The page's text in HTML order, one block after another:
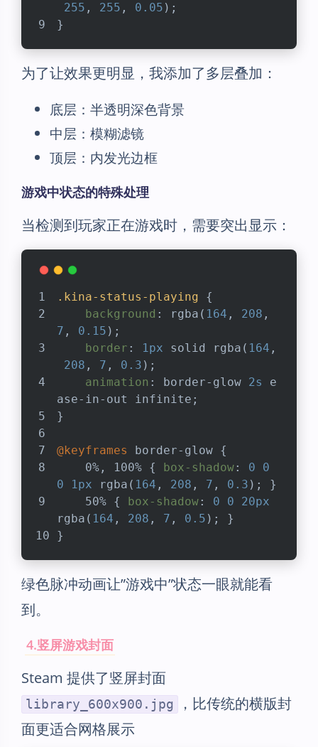
255 , 255 , 0.05 );
}
为了让效果更明显，我添加了多层叠加：
底层：半透明深色背景
中层：模糊滤镜
顶层：内发光边框
游戏中状态的特殊处理
当检测到玩家正在游戏时，需要突出显示：
.kina-status-playing {
background : rgba ( 164 , 208 ,
7 , 0.15 );
border : 1px solid rgba ( 164 ,
208 , 7 , 0.3 );
animation : border-glow 2s
e
ase-in-out infinite;
}
@keyframes
border-glow {
    0%, 100% {
box-shadow: 0
0
0
1px rgba ( 164 , 208 , 7 , 0.3 ); }
    50% {
box-shadow: 0 0
20px
rgba ( 164 , 208 , 7 , 0.5 ); }
}
绿色脉冲动画让”游戏中”状态一眼就能看
到。
4.竖屏游戏封面
Steam 提供了竖屏封面
library_600x900.jpg
，比传统的横版封
面更适合网格展示